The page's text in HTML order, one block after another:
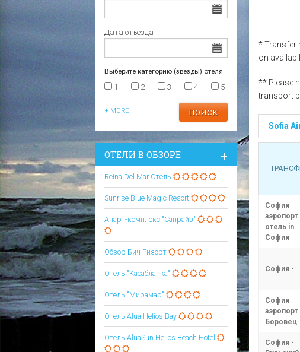
* Transfer
on
** Please
transport
Sofia
София
аэропорт
отель in
София
София -
София
аэропорт
Боровец
София -
Дата отъезда
Выберите категорию (звезды) отеля
1 2 3 4 5
+ MORE
ОТЕЛИ В ОБЗОРЕ
Reina Del Mar Отель
Sunrise Blue Magic Resort
Апарт-комплекс "Санрайз"
Обзор Бич Ризорт
Отель "Касабланка"
Отель "Мирамар"
Отель Alua Helios Bay
Отель AluaSun Helios Beach Hotel